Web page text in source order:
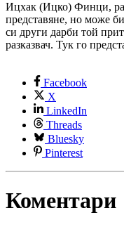
Ицхак (Ицко) Финци,
представяне, но може
си други дарби той
разказвач. Тук го
Facebook
X
LinkedIn
Threads
Bluesky
Pinterest
Коментари